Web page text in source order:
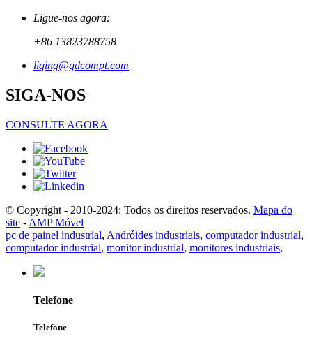
Ligue-nos agora:
+86 13823788758
liqing@gdcompt.com
SIGA-NOS
CONSULTE AGORA
© Copyright - 2010-2024: Todos os direitos reservados. Mapa do
site - AMP Móvel
pc de painel industrial, Andróides industriais, computador industrial,
computador industrial, monitor industrial, monitores industriais,
Telefone
Telefone